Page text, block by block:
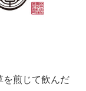
煎じて飲んだ